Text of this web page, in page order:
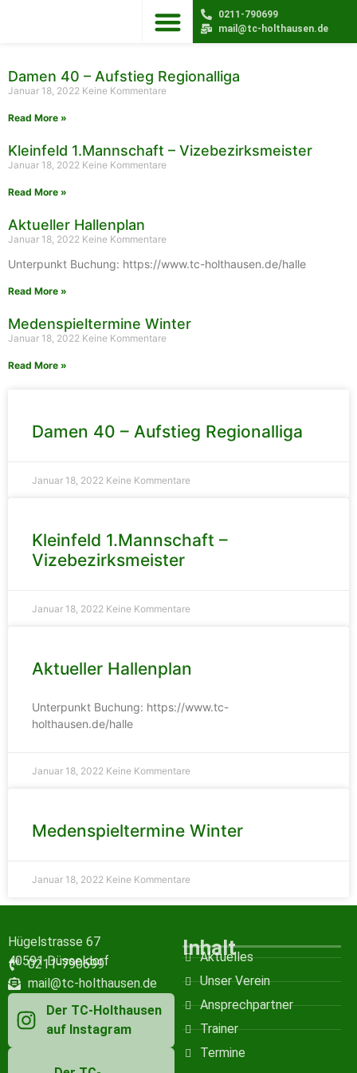
0211-790699
mail@tc-holthausen.de
Damen 40 – Aufstieg Regionalliga
Januar 18, 2022 Keine Kommentare
Read More »
Kleinfeld 1.Mannschaft – Vizebezirksmeister
Januar 18, 2022 Keine Kommentare
Read More »
Aktueller Hallenplan
Januar 18, 2022 Keine Kommentare
Unterpunkt Buchung: https://www.tc-holthausen.de/halle
Read More »
Medenspieltermine Winter
Januar 18, 2022 Keine Kommentare
Read More »
Damen 40 – Aufstieg Regionalliga
Januar 18, 2022 Keine Kommentare
Kleinfeld 1.Mannschaft –
Vizebezirksmeister
Januar 18, 2022 Keine Kommentare
Aktueller Hallenplan
Unterpunkt Buchung: https://www.tc-
holthausen.de/halle
Januar 18, 2022 Keine Kommentare
Medenspieltermine Winter
Januar 18, 2022 Keine Kommentare
Hügelstrasse 67
40591 Düsseldorf
0211-790699
mail@tc-holthausen.de
Der TC-Holthausen
auf Instagram
Inhalt
Aktuelles
Unser Verein
Ansprechpartner
Trainer
Termine